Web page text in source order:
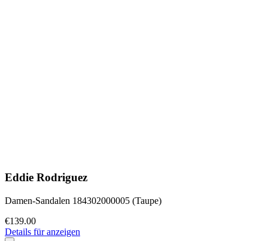
Eddie Rodriguez
Damen-Sandalen 184302000005 (Taupe)
€139.00
Details für anzeigen